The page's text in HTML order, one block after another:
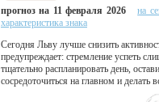
прогноз на 11 февраля 2026
на
характеристика знака
Сегодня Льву лучше снизить
предупреждает: стремление успеть
тщательно распланировать день,
сосредоточиться на главном и делать